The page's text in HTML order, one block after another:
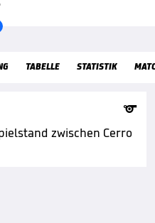
TABELLE STATISTIK

zwischen Cerro